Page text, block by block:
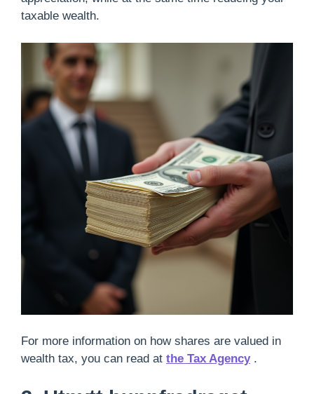
taxable wealth.
For more information on how shares are valued in
wealth tax, you can read at the Tax Agency.